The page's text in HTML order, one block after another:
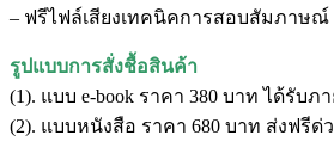
– ฟรีไฟล์เสียงเทคนิคการสอบสัมภาษณ์
รูปแบบการสั่งชื้อสินค้า
(1). แบบ e-book ราคา 380 บาท ได้รับภ
(2). แบบหนังสือ ราคา 680 บาท ส่งฟรีด่